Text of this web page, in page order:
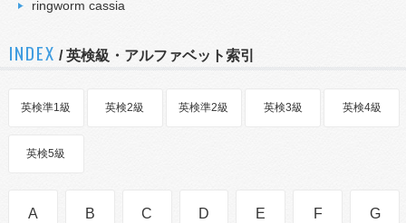
ringworm cassia
INDEX / 英検級・アルファベット索引
英検準1級 英検2級 英検準2級 英検3級 英検4級
英検5級
A B C D E F G